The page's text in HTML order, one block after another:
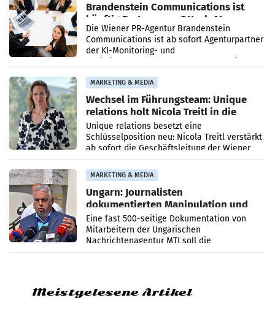
Brandenstein Communications ist
künftig Partner von OtterlyAI
Die Wiener PR-Agentur Brandenstein
Communications ist ab sofort Agenturpartner
der KI-Monitoring- und
MARKETING & MEDIA
Wechsel im Führungsteam: Unique
relations holt Nicola Treitl in die
Geschäftsleitung
Unique relations besetzt eine
Schlüsselposition neu: Nicola Treitl verstärkt
ab sofort die Geschäftsleitung der Wiener
PR-Agentur an der Seite von Josef Kalina und
Anna Kalina-Mahr.
MARKETING & MEDIA
Ungarn: Journalisten
dokumentierten Manipulation und
Zensur
Eine fast 500-seitige Dokumentation von
Mitarbeitern der Ungarischen
Nachrichtenagentur MTI soll die
systematische Nachrichten-Manipulation und
Meistgelesene Artikel